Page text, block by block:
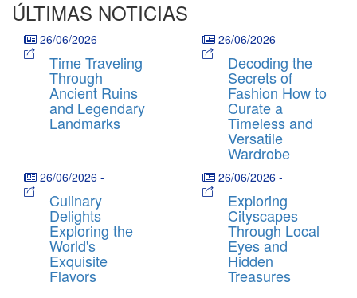
ÚLTIMAS NOTICIAS
26/06/2026 -
Time Traveling
Through
Ancient Ruins
and Legendary
Landmarks
26/06/2026 -
Decoding the
Secrets of
Fashion How to
Curate a
Timeless and
Versatile
Wardrobe
26/06/2026 -
Culinary
Delights
Exploring the
World's
Exquisite
Flavors
26/06/2026 -
Exploring
Cityscapes
Through Local
Eyes and
Hidden
Treasures